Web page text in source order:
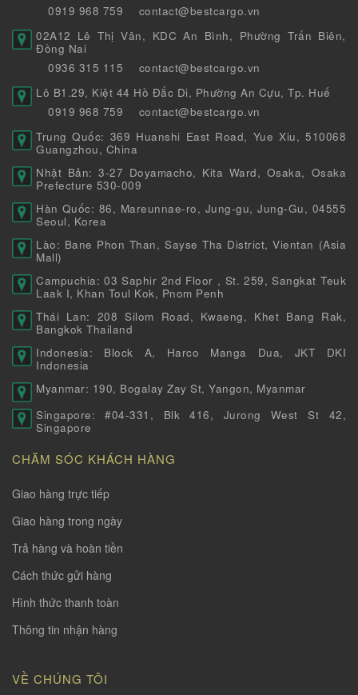
0919 968 759
contact@bestcargo.vn
02A12 Lê Thị Vân, KDC An Bình, Phường Trấn Biên,
Đồng Nai
0936 315 115
contact@bestcargo.vn
Lô B1.29, Kiệt 44 Hồ Đắc Di, Phường An Cựu, Tp. Huế
0919 968 759
contact@bestcargo.vn
Trung Quốc: 369 Huanshi East Road, Yue Xiu, 510068
Guangzhou, China
Nhật Bản: 3-27 Doyamacho, Kita Ward, Osaka, Osaka
Prefecture 530-009
Hàn Quốc: 86, Mareunnae-ro, Jung-gu, Jung-Gu, 04555
Seoul, Korea
Lào: Bane Phon Than, Sayse Tha District, Vientan (Asia
Mall)
Campuchia: 03 Saphir 2nd Floor , St. 259, Sangkat Teuk
Laak I, Khan Toul Kok, Pnom Penh
Thái Lan: 208 Silom Road, Kwaeng, Khet Bang Rak,
Bangkok Thailand
Indonesia: Block A, Harco Manga Dua, JKT DKI
Indonesia
Myanmar: 190, Bogalay Zay St, Yangon, Myanmar
Singapore: #04-331, Blk 416, Jurong West St 42,
Singapore
CHĂM SÓC KHÁCH HÀNG
Giao hàng trực tiếp
Giao hàng trong ngày
Trả hàng và hoàn tiền
Cách thức gửi hàng
Hình thức thanh toàn
Thông tin nhận hàng
VỀ CHÚNG TÔI